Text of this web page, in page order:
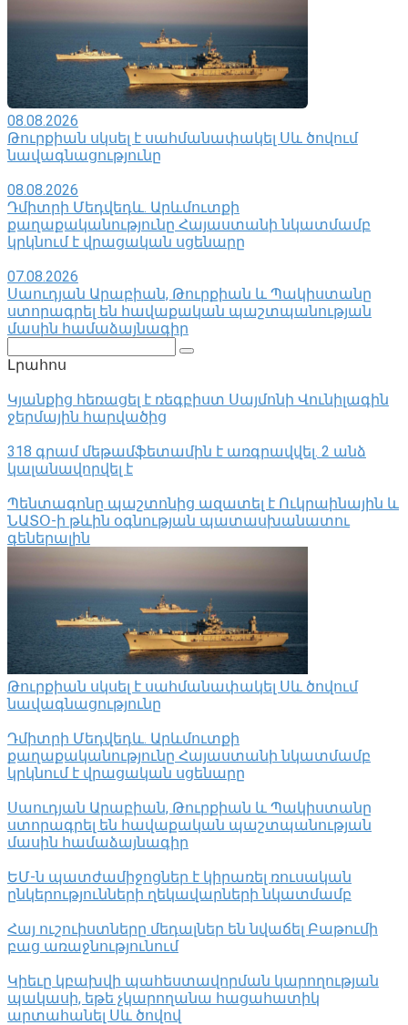
08.08.2026
Թուրքիան սկսել է սահմանափակել Սև ծովում
նավագնացությունը
08.08.2026
Դմիտրի Մեդվեդև. Արևմուտքի
քաղաքականությունը Հայաստանի նկատմամբ
կրկնում է վրացական սցենարը
07.08.2026
Սաուդյան Արաբիան, Թուրքիան և Պակիստանը
ստորագրել են հավաքական պաշտպանության
մասին համաձայնագիր
Լրահոս
Կյանքից հեռացել է ռեգբիստ Սայմոնի Վունիլագին
ջերմային հարվածից
318 գրամ մեթամֆետամին է առգրավվել․ 2 անձ
կալանավորվել է
Պենտագոնը պաշտոնից ազատել է Ուկրաինային և
ՆԱՏՕ-ի թևին օգնության պատասխանատու
գեներալին
Թուրքիան սկսել է սահմանափակել Սև ծովում
նավագնացությունը
Դմիտրի Մեդվեդև. Արևմուտքի
քաղաքականությունը Հայաստանի նկատմամբ
կրկնում է վրացական սցենարը
Սաուդյան Արաբիան, Թուրքիան և Պակիստանը
ստորագրել են հավաքական պաշտպանության
մասին համաձայնագիր
ԵՄ-ն պատժամիջոցներ է կիրառել ռուսական
ընկերությունների ղեկավարների նկատմամբ
Հայ ուշուիստները մեդալներ են նվաճել Բաթումի
բաց առաջնությունում
Կիեւը կբախվի պահեստավորման կարողության
պակասի, եթե չկարողանա հացահատիկ
արտահանել Սև ծովով